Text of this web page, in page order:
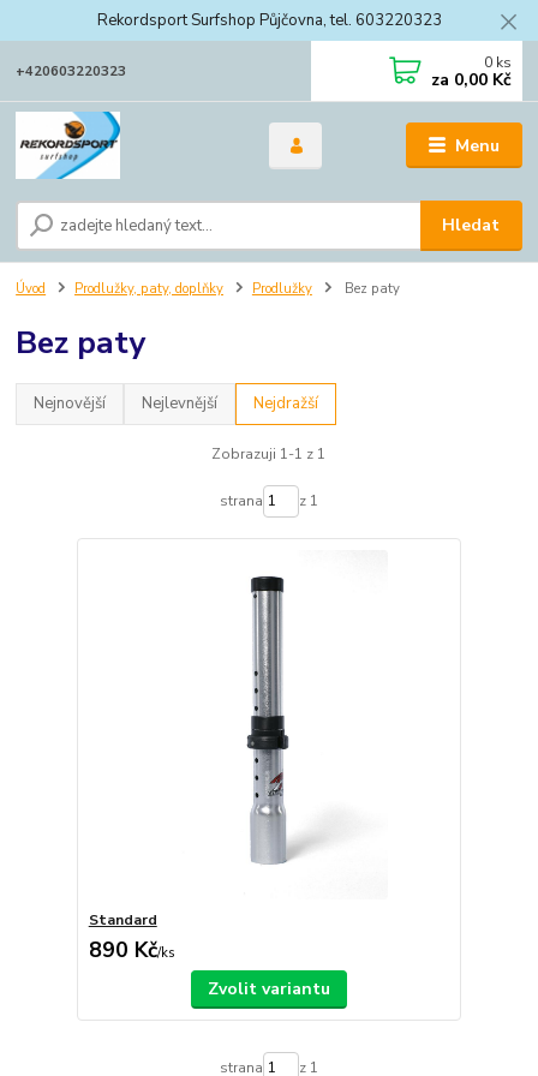
Rekordsport Surfshop Půjčovna, tel. 603220323
Menu
Hledat
+420603220323 0 ks
za 0,00 Kč
Úvod Prodlužky, paty, doplňky Prodlužky Bez paty
Bez paty
Nejnovější Nejlevnější Nejdražší
Zobrazuji 1-1 z 1
strana z 1
Standard
890 Kč/ks
Zvolit variantu
strana z 1